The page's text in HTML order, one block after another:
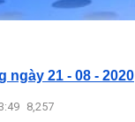
ngày 21 - 08 - 2020
8,257